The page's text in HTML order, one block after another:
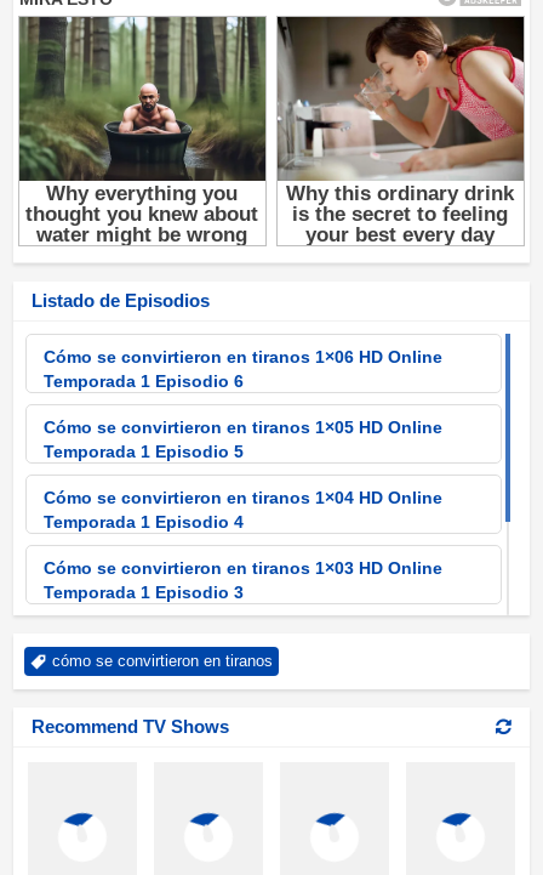
Listado de Episodios
Cómo se convirtieron en tiranos 1×06 HD Online
Temporada 1 Episodio 6
Cómo se convirtieron en tiranos 1×05 HD Online
Temporada 1 Episodio 5
Cómo se convirtieron en tiranos 1×04 HD Online
Temporada 1 Episodio 4
Cómo se convirtieron en tiranos 1×03 HD Online
Temporada 1 Episodio 3
Temporada 1 Episodio 2
Temporada 1 Episodio 1
cómo se convirtieron en tiranos
Recommend TV Shows